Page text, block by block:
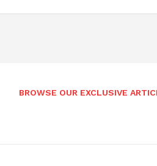
BROWSE OUR EXCLUSIVE